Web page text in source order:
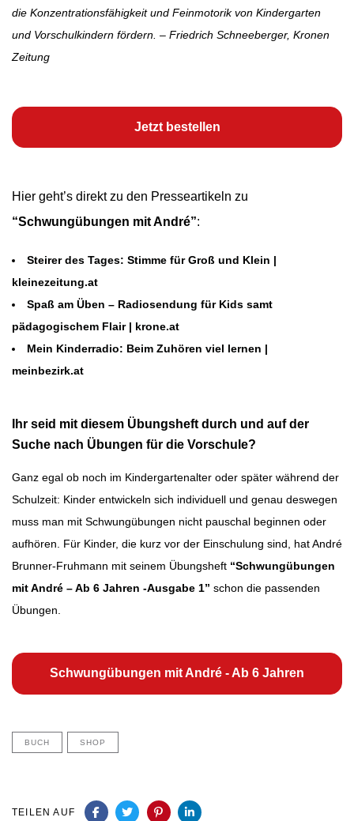
die Konzentrationsfähigkeit und Feinmotorik von Kindergarten
und Vorschulkindern fördern. – Friedrich Schneeberger, Kronen
Zeitung
Jetzt bestellen
Hier geht’s direkt zu den Presseartikeln zu
“Schwungübungen mit André”:
Steirer des Tages: Stimme für Groß und Klein |
kleinezeitung.at
Spaß am Üben – Radiosendung für Kids samt
pädagogischem Flair | krone.at
Mein Kinderradio: Beim Zuhören viel lernen |
meinbezirk.at
Ihr seid mit diesem Übungsheft durch und auf der
Suche nach Übungen für die Vorschule?
Ganz egal ob noch im Kindergartenalter oder später während der
Schulzeit: Kinder entwickeln sich individuell und genau deswegen
muss man mit Schwungübungen nicht pauschal beginnen oder
aufhören. Für Kinder, die kurz vor der Einschulung sind, hat André
Brunner-Fruhmann mit seinem Übungsheft “Schwungübungen
mit André – Ab 6 Jahren -Ausgabe 1” schon die passenden
Übungen.
Schwungübungen mit André - Ab 6 Jahren
BUCH SHOP
TEILEN AUF